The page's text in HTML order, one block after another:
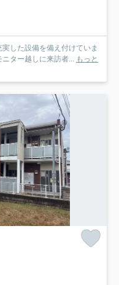
した設備を備え付けていま
ター越しに来訪者... もっと